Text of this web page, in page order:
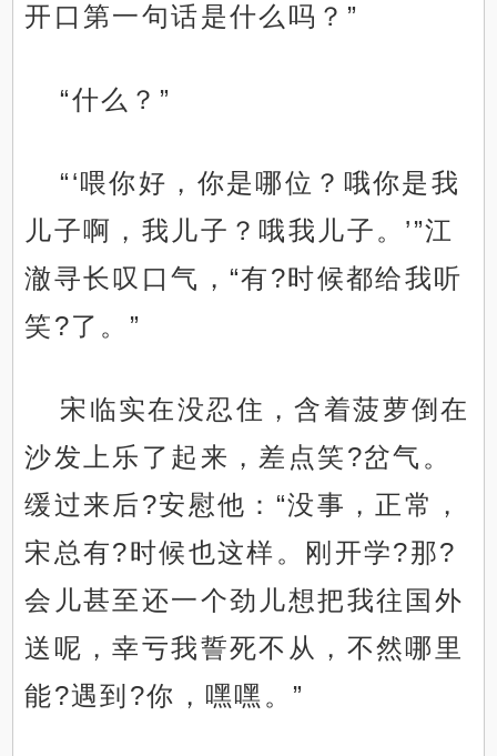
开口第一句话是什么吗？”
“什么？”
“‘喂你好，你是哪位？哦你是我
儿子啊，我儿子？哦我儿子。’”江
澈寻长叹口气，“有?时候都给我听
笑?了。”
宋临实在没忍住，含着菠萝倒在
沙发上乐了起来，差点笑?岔气。
缓过来后?安慰他：“没事，正常，
宋总有?时候也这样。刚开学?那?
会儿甚至还一个劲儿想把我往国外
送呢，幸亏我誓死不从，不然哪里
能?遇到?你，嘿嘿。”